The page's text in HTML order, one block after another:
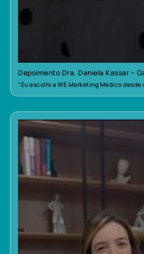
Depoimento Dra. Daniela Kassar –
“Eu escolhi a WE Marketing Médico desde